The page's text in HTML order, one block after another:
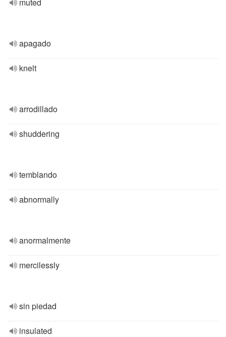
apagado
knelt
arrodillado
shuddering
temblando
abnormally
anormalmente
mercilessly
sin piedad
insulated